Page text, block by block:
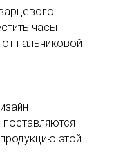
часы
пальчиковой
этой